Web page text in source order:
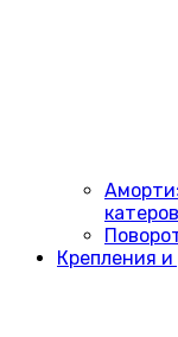
катеров
Крепления